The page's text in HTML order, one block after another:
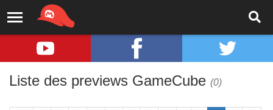
Liste des previews GameCube (0)